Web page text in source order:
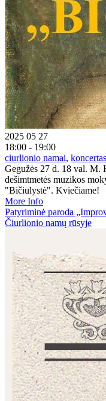
2025 05 27
18:00 - 19:00
ciurlionio namai, koncertas
Gegužės 27 d. 18 val.
dešimtmetės muzikos
"Bičiulystė". Kviečiame!
More Info
Patyriminė paroda
Čiurlionio namų rūsyje